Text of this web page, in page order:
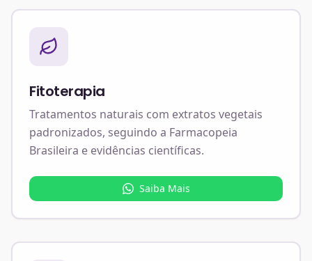
Fitoterapia
Tratamentos naturais com extratos vegetais
padronizados, seguindo a Farmacopeia
Brasileira e evidências científicas.
Saiba Mais